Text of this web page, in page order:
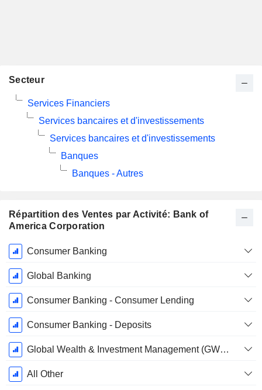
Répartition des Ventes par Activité: Bank of
America Corporation
Période
Fiscale:
Décembre
Consumer Banking
Global Banking
Consumer Banking - Consumer Lending
Consumer Banking - Deposits
Global Wealth & Investment Management (GWIM)
All Other
Secteur
Services Financiers
Services bancaires et d'investissements
Services bancaires et d'investissements
Banques
Banques - Autres